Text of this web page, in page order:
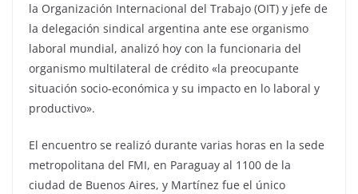
la Organización Internacional del Trabajo (OIT) y jefe de
la delegación sindical argentina ante ese organismo
laboral mundial, analizó hoy con la funcionaria del
organismo multilateral de crédito «la preocupante
situación socio-económica y su impacto en lo laboral y
productivo».
El encuentro se realizó durante varias horas en la sede
metropolitana del FMI, en Paraguay al 1100 de la
ciudad de Buenos Aires, y Martínez fue el único